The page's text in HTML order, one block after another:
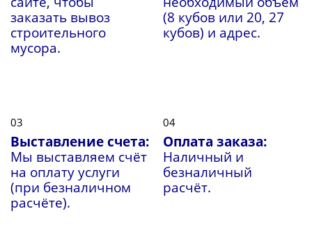
заказать вывоз
строительного
мусора.
(8 кубов или 20, 27
кубов) и адрес.
03
Выставление счета:
Мы выставляем счёт
на оплату услуги
(при безналичном
расчёте).
04
Оплата заказа:
Наличный и
безналичный
расчёт.